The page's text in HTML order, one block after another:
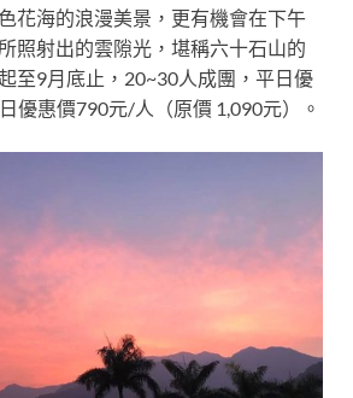
花海的浪漫美景，更有機會在下午
照射出的雲隙光，堪稱六十石山的
至9月底止，20~30人成團，平日優
優惠價790元/人（原價 1,090元）。